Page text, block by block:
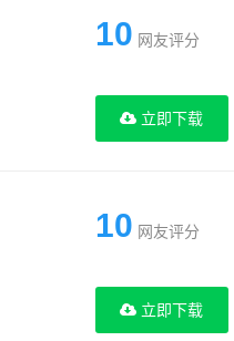
10 网友评分
立即下载
10 网友评分
立即下载